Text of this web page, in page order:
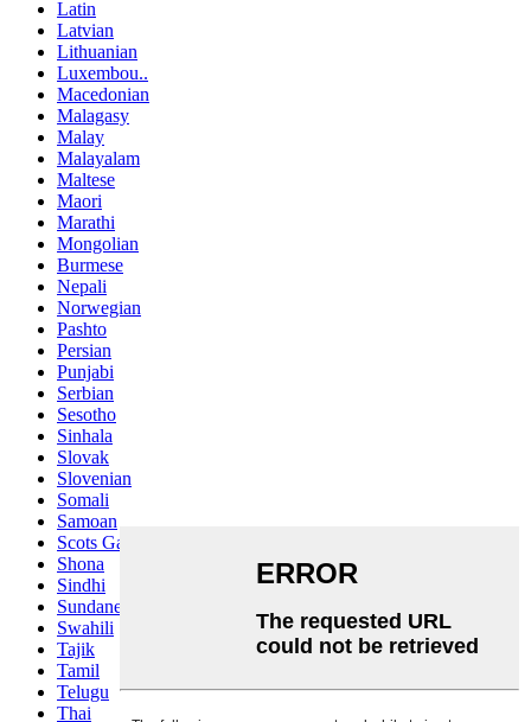
Latin
Latvian
Lithuanian
Luxembou..
Macedonian
Malagasy
Malay
Malayalam
Maltese
Maori
Marathi
Mongolian
Burmese
Nepali
Norwegian
Pashto
Persian
Punjabi
Serbian
Sesotho
Sinhala
Slovak
Slovenian
Somali
Samoan
Scots Gaelic
Shona
Sindhi
Sundanese
Swahili
Tajik
Tamil
Telugu
Thai